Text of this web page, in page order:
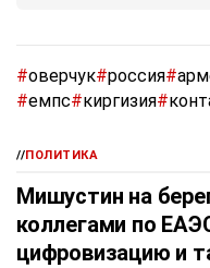
#оверчук#россия#
#емпс#киргизия#
//ПОЛИТИКА
Мишустин на
коллегами по
цифровизацию и